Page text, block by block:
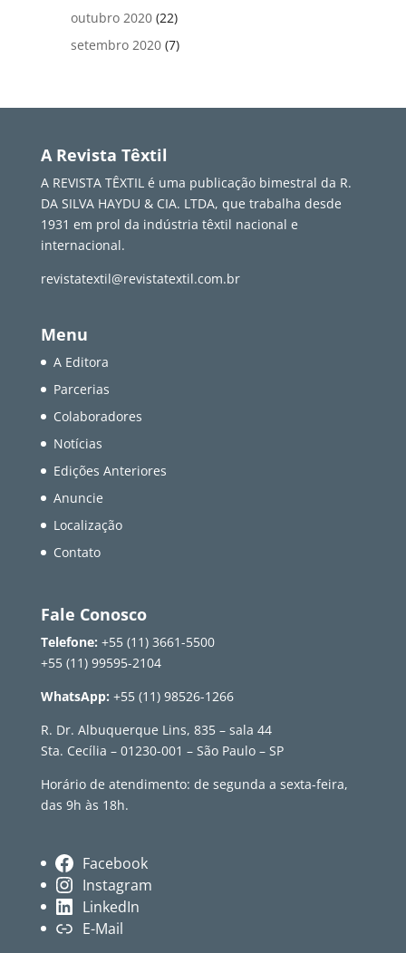
outubro 2020 (22)
setembro 2020 (7)
A Revista Têxtil
A REVISTA TÊXTIL é uma publicação bimestral da R.
DA SILVA HAYDU & CIA. LTDA, que trabalha desde
1931 em prol da indústria têxtil nacional e
internacional.
revistatextil@revistatextil.com.br
Menu
A Editora
Parcerias
Colaboradores
Notícias
Edições Anteriores
Anuncie
Localização
Contato
Fale Conosco
Telefone: +55 (11) 3661-5500
+55 (11) 99595-2104
WhatsApp: +55 (11) 98526-1266
R. Dr. Albuquerque Lins, 835 – sala 44
Sta. Cecília – 01230-001 – São Paulo – SP
Horário de atendimento: de segunda a sexta-feira,
das 9h às 18h.
Facebook
Instagram
LinkedIn
E-Mail